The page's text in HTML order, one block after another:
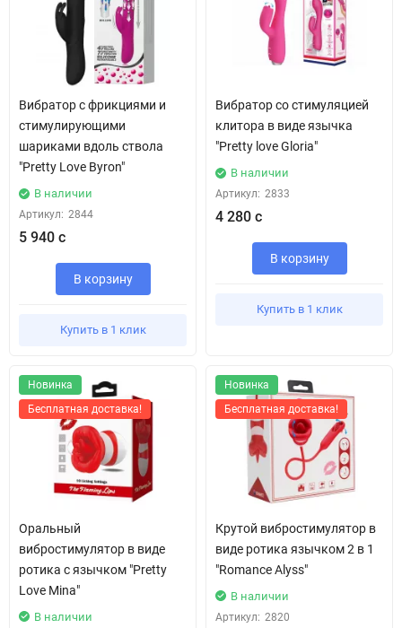
Вибратор с фрикциями и
стимулирующими
шариками вдоль ствола
"Pretty Love Byron"
В наличии
Артикул: 2844
5 940 с
В корзину
Купить в 1 клик
Вибратор со стимуляцией
клитора в виде язычка
"Pretty love Gloria"
В наличии
Артикул: 2833
4 280 с
В корзину
Купить в 1 клик
Новинка
Бесплатная доставка!
Оральный
вибростимулятор в виде
ротика с язычком "Pretty
Love Mina"
В наличии
Новинка
Бесплатная доставка!
Крутой вибростимулятор в
виде ротика язычком 2 в 1
"Romance Alyss"
В наличии
Артикул: 2820